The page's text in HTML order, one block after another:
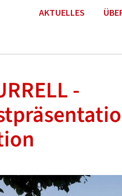
AKTUELLES
-